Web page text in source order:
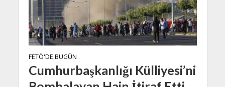
FETÖ'DE BUGÜN
Cumhurbaşkanlığı Külliyesi’ni